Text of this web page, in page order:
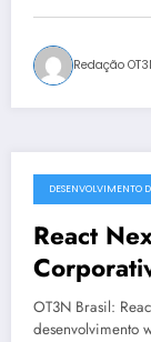
Redação
julho 19, 2025
DESENVOLVIMENTO
React
1568
OT3N Brasil:
desenvolvimento